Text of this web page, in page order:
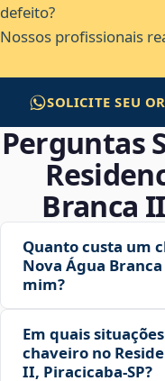
defeito?
Nossos profissionais
SOLICITE SEU
Perguntas
Branca
Quanto custa um
Nova Água
mim?
Em quais
chaveiro no
II, Piracicaba‑SP?